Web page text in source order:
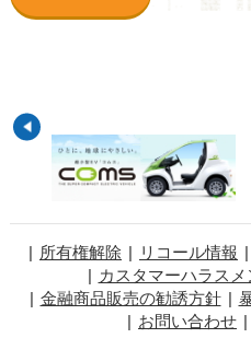
所有権解除 リコール情報
カスタマーハラス
金融商品販売の勧誘方針
お問い合わせ